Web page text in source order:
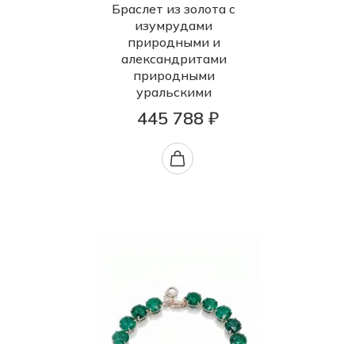
Браслет из золота с
изумрудами
природными и
александритами
природными
уральскими
445 788 ₽